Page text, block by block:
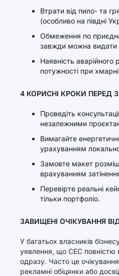
Втрати від пило- та
(особливо на півдні
Обмеження по
завжди можна
Наявність
потужності при
4 КОРИСНІ КРОКИ ПЕРЕД
Проведіть
незалежними
Вимагайте
урахуванням
Замовте макет
врахуванням
Перевірте реальні
тільки портфоліо.
ЗАВИЩЕНІ ОЧІКУВАННЯ
У багатьох власників
уявлення, що СЕС повністю
одразу. Часто це
рекламні обіцянки або